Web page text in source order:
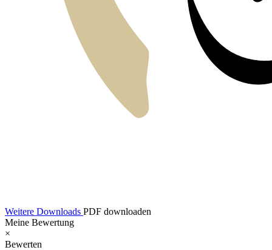
Weitere Downloads PDF downloaden
Meine Bewertung
×
Bewerten